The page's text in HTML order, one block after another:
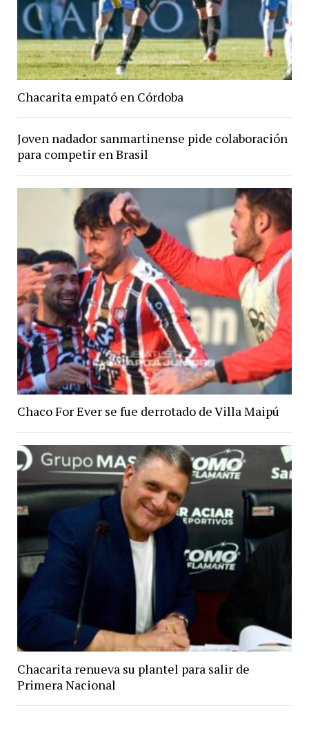
Chacarita empató en Córdoba
Joven nadador sanmartinense pide colaboración
para competir en Brasil
Chaco For Ever se fue derrotado de Villa Maipú
Chacarita renueva su plantel para salir de
Primera Nacional